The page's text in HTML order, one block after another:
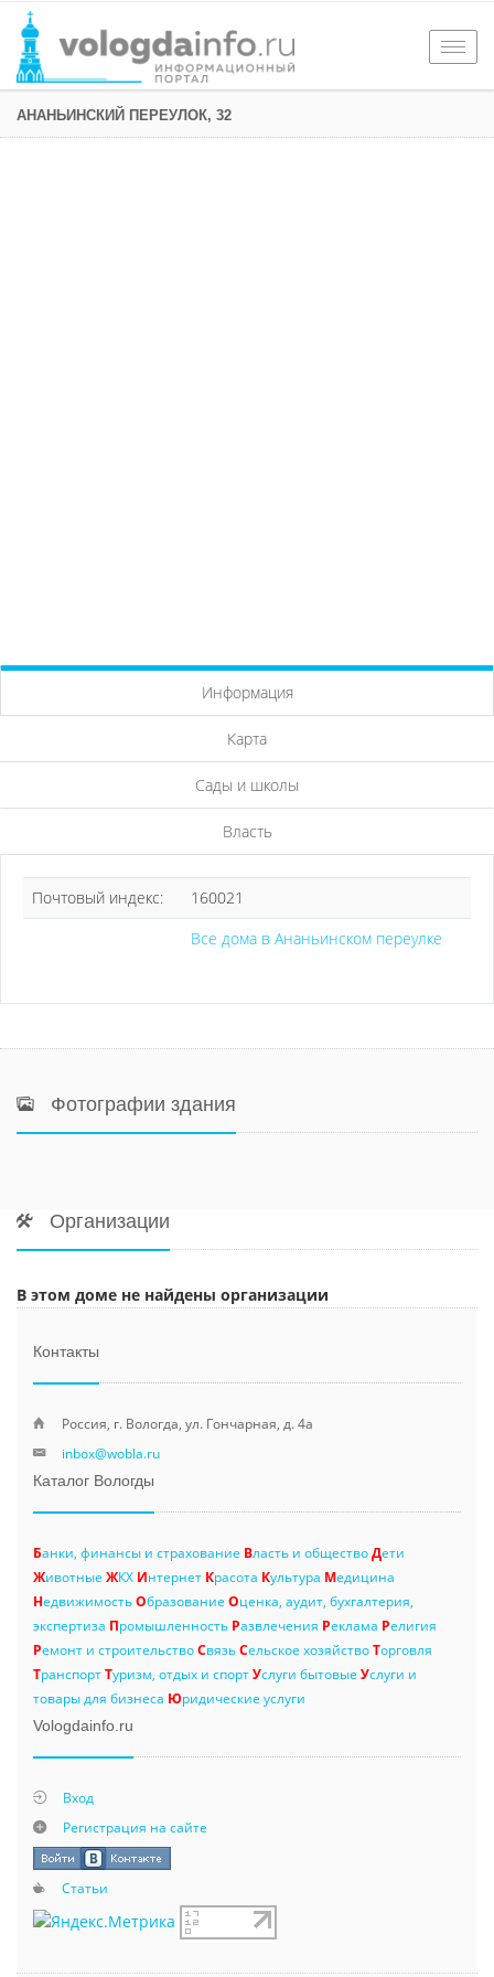
АНАНЬИНСКИЙ ПЕРЕУЛОК, 32
Информация
Карта
Сады и школы
Власть
Почтовый индекс:
160021
Все дома в Ананьинском переулке
Фотографии здания
Организации
В этом доме не найдены организации
Контакты
Россия, г. Вологда, ул. Гончарная, д. 4а
inbox@wobla.ru
Каталог Вологды
Банки, финансы и страхование Власть и обществоДети
Животные ЖКХ Интернет Красота Культура Медицина
НедвижимостьОбразование Оценка, аудит, бухгалтерия,
экспертиза Промышленность Развлечения Реклама Религия
Ремонт и строительствоСвязьСельское хозяйствоТорговля
ТранспортТуризм, отдых и спортУслуги бытовые Услуги и
товары для бизнеса Юридические услуги
Vologdainfo.ru
Вход
Регистрация на сайте
Статьи